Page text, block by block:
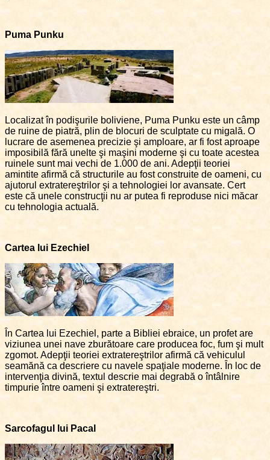
Puma Punku
Localizat în podişurile boliviene, Puma Punku este un câmp
de ruine de piatră, plin de blocuri de sculptate cu migală. O
lucrare de asemenea precizie şi amploare, ar fi fost aproape
imposibilă fără unelte şi maşini moderne şi cu toate acestea
ruinele sunt mai vechi de 1.000 de ani. Adepţii teoriei
amintite afirmă că structurile au fost construite de oameni, cu
ajutorul extratereştrilor şi a tehnologiei lor avansate. Cert
este că unele construcţii nu ar putea fi reproduse nici măcar
cu tehnologia actuală.
Cartea lui Ezechiel
În Cartea lui Ezechiel, parte a Bibliei ebraice, un profet are
viziunea unei nave zburătoare care producea foc, fum şi mult
zgomot. Adepţii teoriei extratereştrilor afirmă că vehiculul
seamănă ca descriere cu navele spaţiale moderne. În loc de
intervenţia divină, textul descrie mai degrabă o întâlnire
timpurie între oameni şi extratereştri.
Sarcofagul lui Pacal